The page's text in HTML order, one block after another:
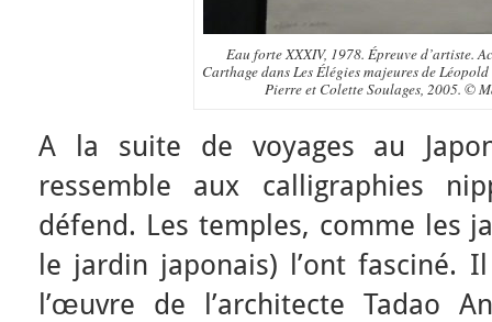
Eau forte XXXIV, 1978. Épreuve d’artiste.
Carthage dans Les Élégies majeures de
Pierre et Colette Soulages, 2005. ©
A la suite de voyages au
ressemble aux calligraphies
défend. Les temples, comme les
le jardin japonais) l’ont fasciné.
l’œuvre de l’architecte Tadao